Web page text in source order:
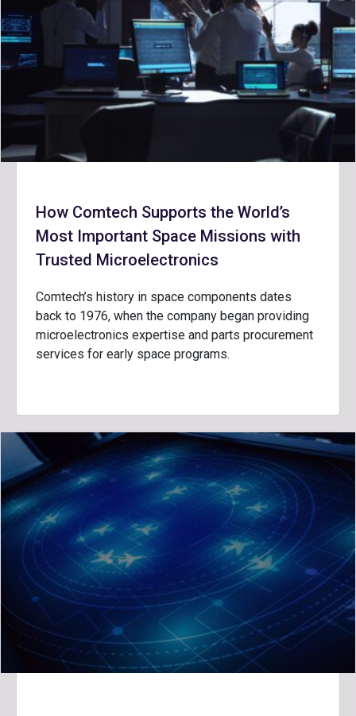
How Comtech Supports the World’s
Most Important Space Missions with
Trusted Microelectronics
Comtech’s history in space components dates
back to 1976, when the company began providing
microelectronics expertise and parts procurement
services for early space programs.